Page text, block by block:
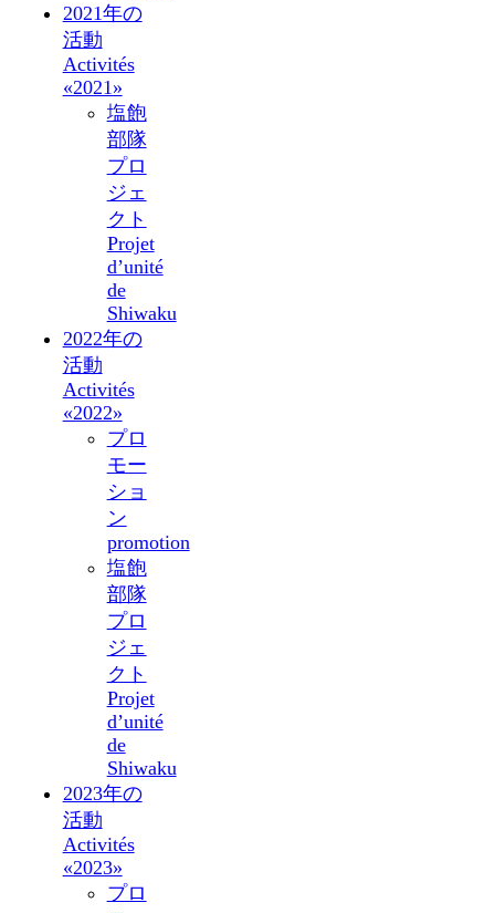
2021年の
活動
Activités
«2021»
塩飽
部隊
プロ
ジェ
クト
Projet
d’unité
de
Shiwaku
2022年の
活動
Activités
«2022»
プロ
モー
ショ
ン
promotion
塩飽
部隊
プロ
ジェ
クト
Projet
d’unité
de
Shiwaku
2023年の
活動
Activités
«2023»
プロ